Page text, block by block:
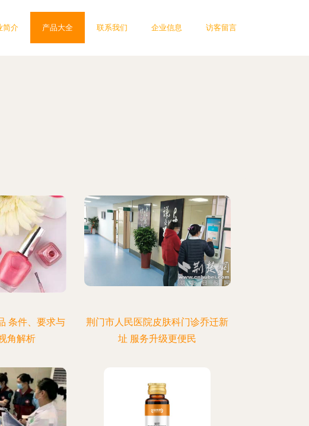
简介 产品大全 联系我们 企业信息 访客留言
条件、要求与
角解析
荆门市人民医院皮肤科门诊乔迁新
址 服务升级更便民